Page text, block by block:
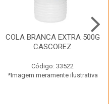
COLA BRANCA EXTRA 500G
CASCOREZ
Código: 33522
*Imagem meramente ilustrativa